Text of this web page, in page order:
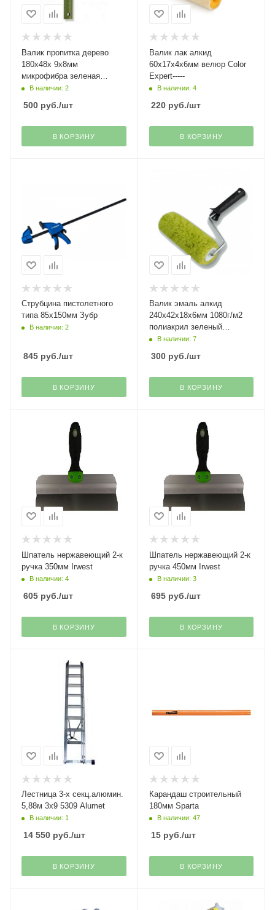
Валик пропитка дерево
180х48х 9х8мм
микрофибра зеленая
полоса Top Color Expert------
В наличии: 2
500 руб./шт
В КОРЗИНУ
Валик лак алкид
60х17х4х6мм велюр Color
Expert-----
В наличии: 4
220руб./шт
В КОРЗИНУ
Струбцина пистолетного
типа 85х150мм Зубр
В наличии: 2
845 руб./шт
В КОРЗИНУ
Валик эмаль алкид
240х42х18х6мм 1080г/м2
полиакрил зеленый
Decor(45)
В наличии: 7
300руб./шт
В КОРЗИНУ
Шпатель нержавеющий 2-к
ручка 350мм Irwest
В наличии: 4
605 руб./шт
В КОРЗИНУ
Шпатель нержавеющий 2-к
ручка 450мм Irwest
В наличии: 3
695руб./шт
В КОРЗИНУ
Лестница 3-х секц.алюмин.
5,88м 3х9 5309 Alumet
В наличии: 1
14 550 руб./шт
В КОРЗИНУ
Карандаш строительный
180мм Sparta
В наличии: 47
15руб./шт
В КОРЗИНУ